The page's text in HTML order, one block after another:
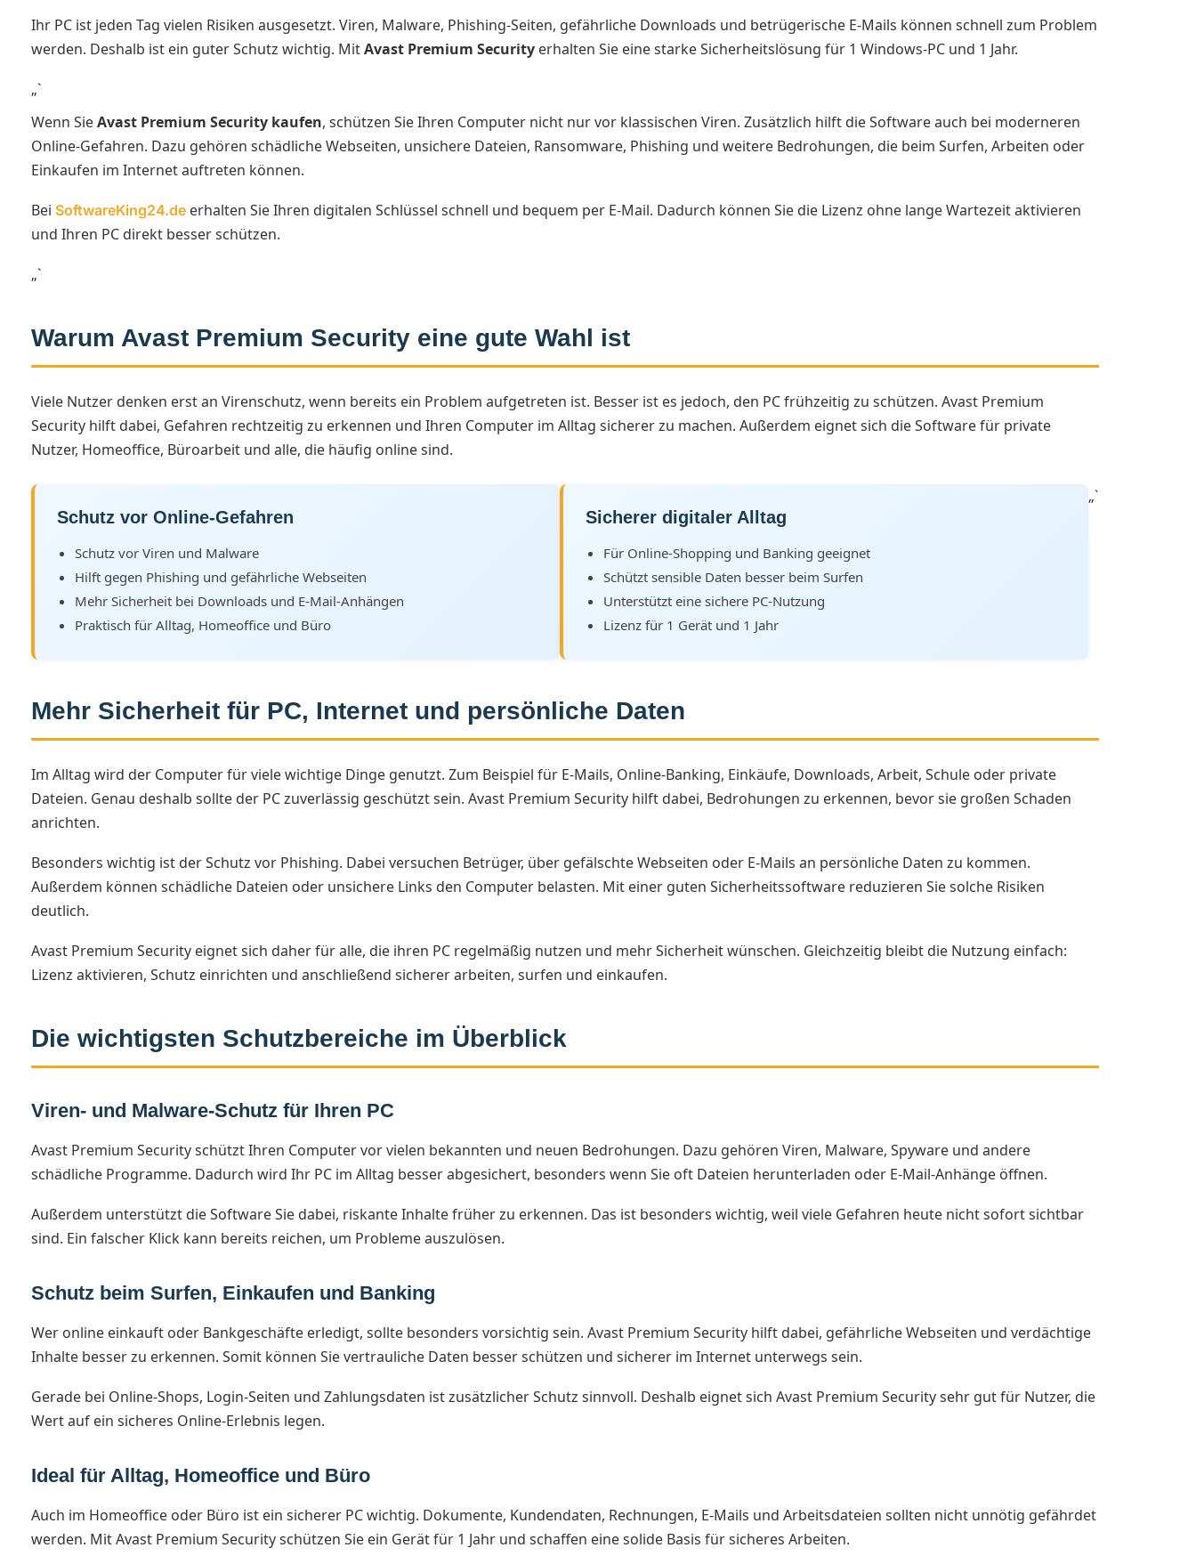
Ihr PC ist jeden Tag vielen Risiken ausgesetzt. Viren, Malware, Phishing-Seiten, gefährliche Downloads und betrügerische E-Mails können schnell zum Problem
werden. Deshalb ist ein guter Schutz wichtig. MitAvast Premium Securityerhalten Sie eine starke Sicherheitslösung für 1 Windows-PC und 1 Jahr.
„`
Wenn SieAvast Premium Security kaufen, schützen Sie Ihren Computer nicht nur vor klassischen Viren. Zusätzlich hilft die Software auch bei moderneren
Online-Gefahren. Dazu gehören schädliche Webseiten, unsichere Dateien, Ransomware, Phishing und weitere Bedrohungen, die beim Surfen, Arbeiten oder
Einkaufen im Internet auftreten können.
Bei SoftwareKing24.deerhalten Sie Ihren digitalen Schlüssel schnell und bequem per E-Mail. Dadurch können Sie die Lizenz ohne lange Wartezeit aktivieren
und Ihren PC direkt besser schützen.
„`
Warum Avast Premium Security eine gute Wahl ist
Viele Nutzer denken erst an Virenschutz, wenn bereits ein Problem aufgetreten ist. Besser ist es jedoch, den PC frühzeitig zu schützen. Avast Premium
Security hilft dabei, Gefahren rechtzeitig zu erkennen und Ihren Computer im Alltag sicherer zu machen. Außerdem eignet sich die Software für private
Nutzer, Homeoffice, Büroarbeit und alle, die häufig online sind.
Schutz vor Online-Gefahren
Schutz vor Viren und Malware
Hilft gegen Phishing und gefährliche Webseiten
Mehr Sicherheit bei Downloads und E-Mail-Anhängen
Praktisch für Alltag, Homeoffice und Büro
Sicherer digitaler Alltag
Für Online-Shopping und Banking geeignet
Schützt sensible Daten besser beim Surfen
Unterstützt eine sichere PC-Nutzung
Lizenz für 1 Gerät und 1 Jahr
„`
Mehr Sicherheit für PC, Internet und persönliche Daten
Im Alltag wird der Computer für viele wichtige Dinge genutzt. Zum Beispiel für E-Mails, Online-Banking, Einkäufe, Downloads, Arbeit, Schule oder private
Dateien. Genau deshalb sollte der PC zuverlässig geschützt sein. Avast Premium Security hilft dabei, Bedrohungen zu erkennen, bevor sie großen Schaden
anrichten.
Besonders wichtig ist der Schutz vor Phishing. Dabei versuchen Betrüger, über gefälschte Webseiten oder E-Mails an persönliche Daten zu kommen.
Außerdem können schädliche Dateien oder unsichere Links den Computer belasten. Mit einer guten Sicherheitssoftware reduzieren Sie solche Risiken
deutlich.
Avast Premium Security eignet sich daher für alle, die ihren PC regelmäßig nutzen und mehr Sicherheit wünschen. Gleichzeitig bleibt die Nutzung einfach:
Lizenz aktivieren, Schutz einrichten und anschließend sicherer arbeiten, surfen und einkaufen.
Die wichtigsten Schutzbereiche im Überblick
Viren- und Malware-Schutz für Ihren PC
Avast Premium Security schützt Ihren Computer vor vielen bekannten und neuen Bedrohungen. Dazu gehören Viren, Malware, Spyware und andere
schädliche Programme. Dadurch wird Ihr PC im Alltag besser abgesichert, besonders wenn Sie oft Dateien herunterladen oder E-Mail-Anhänge öffnen.
Außerdem unterstützt die Software Sie dabei, riskante Inhalte früher zu erkennen. Das ist besonders wichtig, weil viele Gefahren heute nicht sofort sichtbar
sind. Ein falscher Klick kann bereits reichen, um Probleme auszulösen.
Schutz beim Surfen, Einkaufen und Banking
Wer online einkauft oder Bankgeschäfte erledigt, sollte besonders vorsichtig sein. Avast Premium Security hilft dabei, gefährliche Webseiten und verdächtige
Inhalte besser zu erkennen. Somit können Sie vertrauliche Daten besser schützen und sicherer im Internet unterwegs sein.
Gerade bei Online-Shops, Login-Seiten und Zahlungsdaten ist zusätzlicher Schutz sinnvoll. Deshalb eignet sich Avast Premium Security sehr gut für Nutzer, die
Wert auf ein sicheres Online-Erlebnis legen.
Ideal für Alltag, Homeoffice und Büro
Auch im Homeoffice oder Büro ist ein sicherer PC wichtig. Dokumente, Kundendaten, Rechnungen, E-Mails und Arbeitsdateien sollten nicht unnötig gefährdet
werden. Mit Avast Premium Security schützen Sie ein Gerät für 1 Jahr und schaffen eine solide Basis für sicheres Arbeiten.